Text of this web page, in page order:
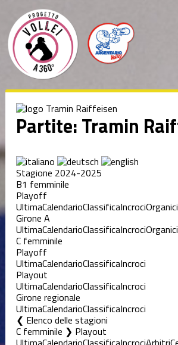
Partite: Tramin
Stagione 2024-2025
B1 femminile
Playoff
UltimaCalendarioClassificaIncrociOrganici
Girone A
UltimaCalendarioClassificaIncrociOrganici
C femminile
Playoff
UltimaCalendarioClassificaIncroci
Playout
UltimaCalendarioClassificaIncroci
Girone regionale
UltimaCalendarioClassificaIncroci
Elenco delle stagioni
C femminile ❯ Playout